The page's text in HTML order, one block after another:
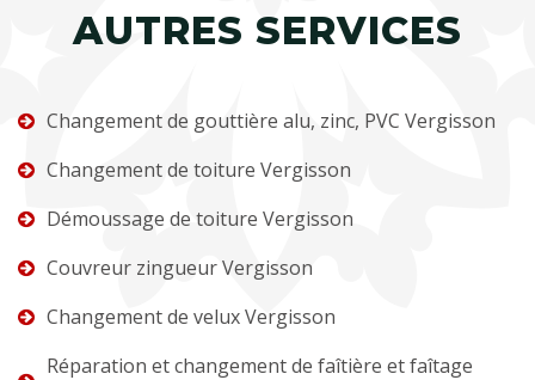
AUTRES SERVICES
Changement de gouttière alu, zinc, PVC Vergisson
Changement de toiture Vergisson
Démoussage de toiture Vergisson
Couvreur zingueur Vergisson
Changement de velux Vergisson
Réparation et changement de faîtière et faîtage